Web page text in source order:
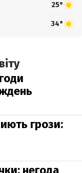
25°
34°
грози:
негода